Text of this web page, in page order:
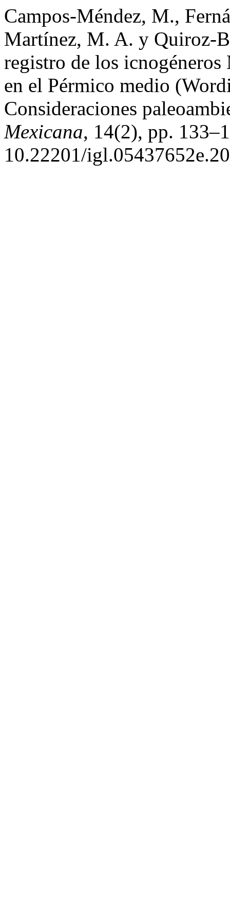
Campos-Méndez, M.,
Martínez, M. A. y Quiroz-
registro de los
en el Pérmico medio
Consideraciones
Mexicana, 14(2), pp.
10.22201/